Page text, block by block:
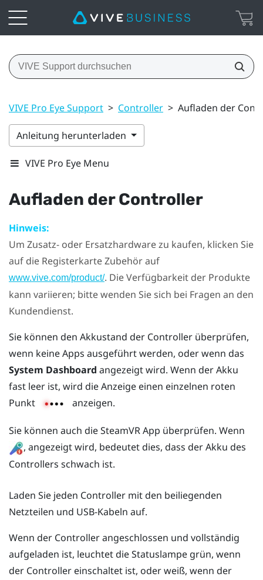
VIVE Pro Eye Support > Controller > Aufladen der
Anleitung herunterladen
VIVE Pro Eye Menu
Aufladen der Controller
Hinweis:
Um Zusatz- oder Ersatzhardware zu kaufen, klicken Sie
auf die Registerkarte Zubehör auf
www.vive.com/product/. Die Verfügbarkeit der Produkte
kann variieren; bitte wenden Sie sich bei Fragen an den
Kundendienst.
Sie können den Akkustand der Controller überprüfen,
wenn keine Apps ausgeführt werden, oder wenn das
System Dashboard angezeigt wird. Wenn der Akku
fast leer ist, wird die Anzeige einen einzelnen roten
Punkt
anzeigen.
Sie können auch dieSteamVRApp überprüfen. Wenn
, angezeigt wird, bedeutet dies, dass der Akku des
Controllers schwach ist.
Laden Sie jeden Controller mit den beiliegenden
Netzteilen und USB-Kabeln auf.
Wenn der Controller angeschlossen und vollständig
aufgeladen ist, leuchtet die Statuslampe grün, wenn
der Controller einschaltet ist, oder weiß, wenn der